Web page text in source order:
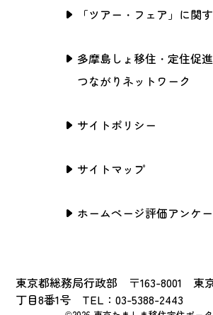
「ツアー・フェア」に関
多摩島しょ移住・定住促進
つながりネットワーク
サイトポリシー
サイトマップ
ホームページ評価アンケ
東京都総務局行政部 〒163-8001 東
丁目8番1号 TEL：03-5388-2443